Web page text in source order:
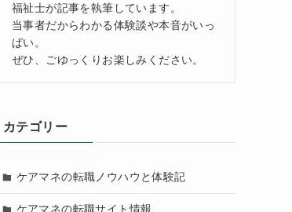
福祉士が記事を執筆しています。
当事者だからわかる体験談や本音がいっ
ぱい。
ぜひ、ごゆっくりお楽しみください。
カテゴリー
ケアマネの転職ノウハウと体験記
ケアマネの転職サイト情報